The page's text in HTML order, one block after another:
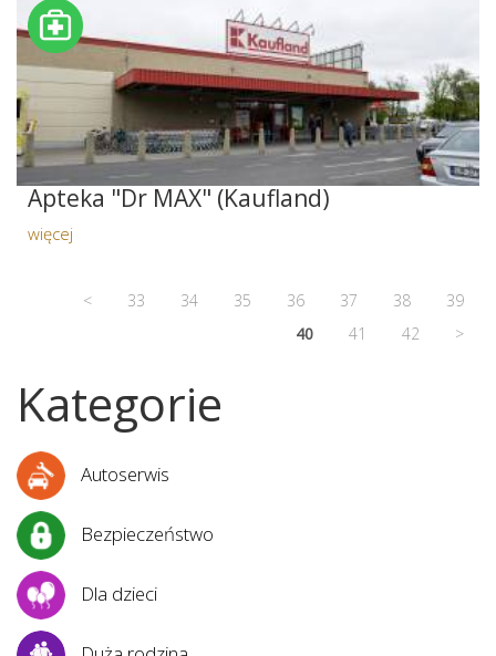
Apteka "Dr MAX" (Kaufland)
więcej
< 33 34 35 36 37 38
39
40
41 42 >
Kategorie
Autoserwis
Bezpieczeństwo
Dla dzieci